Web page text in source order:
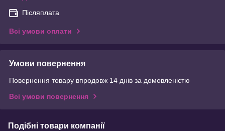
Післяплата
Всі умови оплати
Умови повернення
Повернення товару впродовж 14 днів за домовленістю
Всі умови повернення
Подібні товари компанії